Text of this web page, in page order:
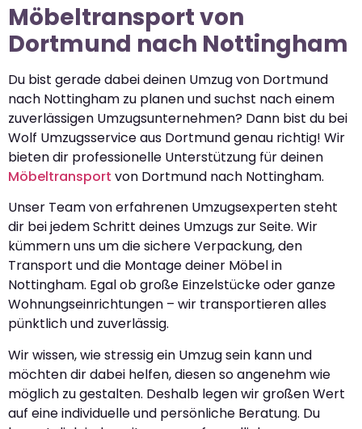
Möbeltransport von
Dortmund nach Nottingham
Du bist gerade dabei deinen Umzug von Dortmund
nach Nottingham zu planen und suchst nach einem
zuverlässigen Umzugsunternehmen? Dann bist du bei
Wolf Umzugsservice aus Dortmund genau richtig! Wir
bieten dir professionelle Unterstützung für deinen
Möbeltransport von Dortmund nach Nottingham.
Unser Team von erfahrenen Umzugsexperten steht
dir bei jedem Schritt deines Umzugs zur Seite. Wir
kümmern uns um die sichere Verpackung, den
Transport und die Montage deiner Möbel in
Nottingham. Egal ob große Einzelstücke oder ganze
Wohnungseinrichtungen – wir transportieren alles
pünktlich und zuverlässig.
Wir wissen, wie stressig ein Umzug sein kann und
möchten dir dabei helfen, diesen so angenehm wie
möglich zu gestalten. Deshalb legen wir großen Wert
auf eine individuelle und persönliche Beratung. Du